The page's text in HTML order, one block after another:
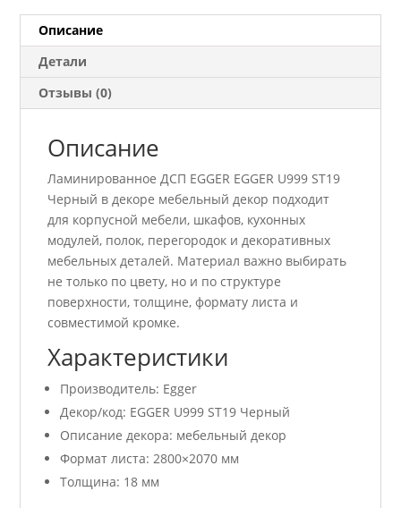
мм
Описание
Детали
Отзывы (0)
Описание
Ламинированное ДСП EGGER EGGER U999 ST19
Черный в декоре мебельный декор подходит
для корпусной мебели, шкафов, кухонных
модулей, полок, перегородок и декоративных
мебельных деталей. Материал важно выбирать
не только по цвету, но и по структуре
поверхности, толщине, формату листа и
совместимой кромке.
Характеристики
Производитель: Egger
Декор/код: EGGER U999 ST19 Черный
Описание декора: мебельный декор
Формат листа: 2800×2070 мм
Толщина: 18 мм